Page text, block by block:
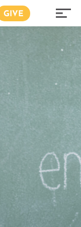
GIVE